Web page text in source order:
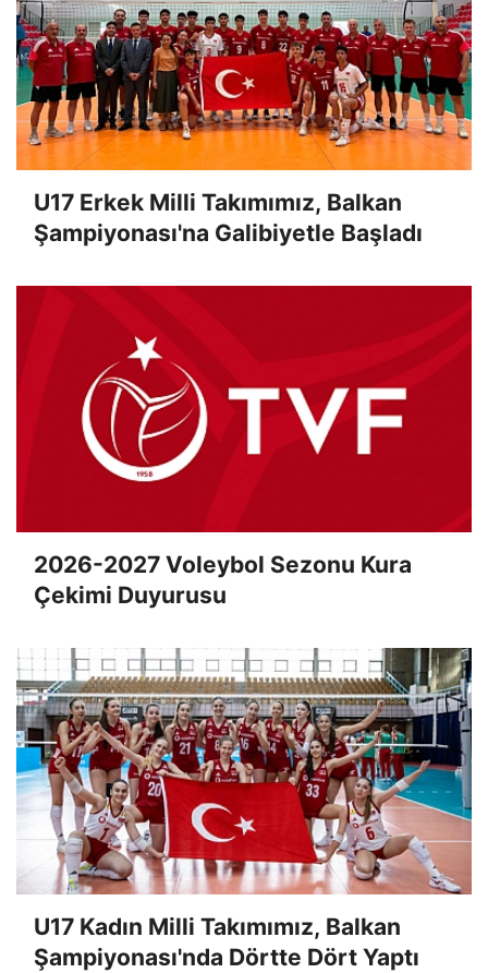
U17 Erkek Milli Takımımız, Balkan
Şampiyonası'na Galibiyetle Başladı
2026-2027 Voleybol Sezonu Kura
Çekimi Duyurusu
U17 Kadın Milli Takımımız, Balkan
Şampiyonası'nda Dörtte Dört Yaptı